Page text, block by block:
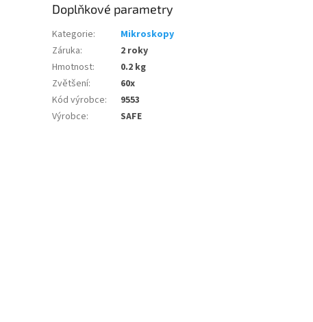
Doplňkové parametry
Kategorie:
Mikroskopy
Záruka:
2 roky
Hmotnost:
0.2 kg
Zvětšení:
60x
Kód výrobce:
9553
Výrobce: SAFE